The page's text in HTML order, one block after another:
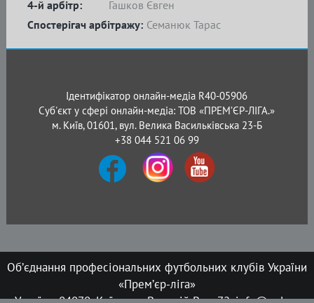
4-й арбітр:
Гашков Євген
Спостерігач арбітражу: Семанюк Тарас
Ідентифікатор онлайн-медіа R40-05906
Суб'єкт у сфері онлайн-медіа: ТОВ «ПРЕМ’ЄР-ЛІГА.»
м. Київ, 01601, вул. Велика Васильківська 23-Б
+38 044 521 06 99
Об’єднання професіональних футбольних клубів України
«Прем’єр-ліга»